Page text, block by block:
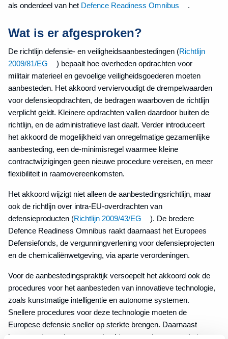
als onderdeel van het Defence Readiness Omnibus .
Wat is er afgesproken?
De richtlijn defensie- en veiligheidsaanbestedingen (Richtlijn
2009/81/EG
) bepaalt hoe overheden opdrachten voor
militair materieel en gevoelige veiligheidsgoederen moeten
aanbesteden. Het akkoord verviervoudigt de drempelwaarden
voor defensieopdrachten, de bedragen waarboven de richtlijn
verplicht geldt. Kleinere opdrachten vallen daardoor buiten de
richtlijn, en de administratieve last daalt. Verder introduceert
het akkoord de mogelijkheid van onregelmatige gezamenlijke
aanbesteding, een de-minimisregel waarmee kleine
contractwijzigingen geen nieuwe procedure vereisen, en meer
flexibiliteit in raamovereenkomsten.
Het akkoord wijzigt niet alleen de aanbestedingsrichtlijn, maar
ook de richtlijn over intra-EU-overdrachten van
defensieproducten (Richtlijn 2009/43/EG
). De bredere
Defence Readiness Omnibus raakt daarnaast het Europees
Defensiefonds, de vergunningverlening voor defensieprojecten
en de chemicaliënwetgeving, via aparte verordeningen.
Voor de aanbestedingspraktijk versoepelt het akkoord ook de
procedures voor het aanbesteden van innovatieve technologie,
zoals kunstmatige intelligentie en autonome systemen.
Snellere procedures voor deze technologie moeten de
Europese defensie sneller op sterkte brengen. Daarnaast
komen er twee nieuwe overdrachtsvergunningen voor het